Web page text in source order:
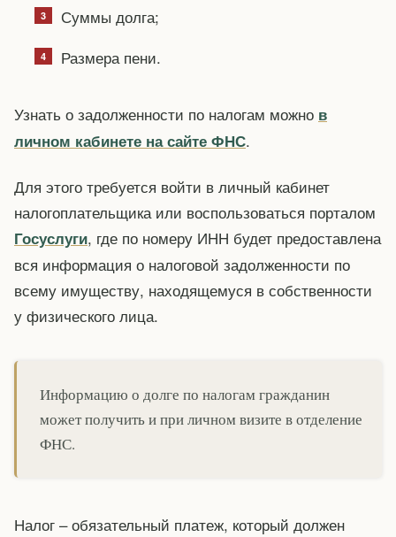
Суммы долга;
Размера пени.
Узнать о задолженности по налогам можно в
личном кабинете на сайте ФНС.
Для этого требуется войти в личный кабинет
налогоплательщика или воспользоваться порталом
Госуслуги, где по номеру ИНН будет предоставлена
вся информация о налоговой задолженности по
всему имуществу, находящемуся в собственности
у физического лица.
Информацию о долге по налогам гражданин
может получить и при личном визите в отделение
ФНС.
Налог – обязательный платеж, который должен